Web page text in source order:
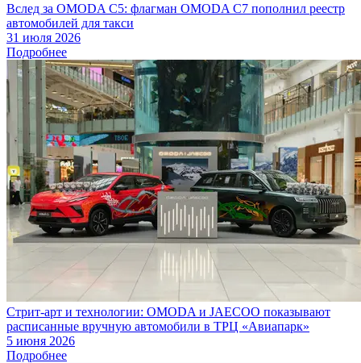
Вслед за OMODA C5: флагман OMODA C7 пополнил реестр
автомобилей для такси
31 июля 2026
Подробнее
Стрит-арт и технологии: OMODA и JAECOO показывают
расписанные вручную автомобили в ТРЦ «Авиапарк»
5 июня 2026
Подробнее